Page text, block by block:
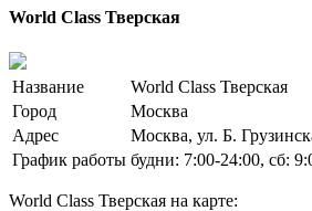
World Class Тверская
Название
World Class Тверская
Город
Москва
Адрес
Москва, ул. Б.
График работы будни: 7:00-24:00, сб:
World Class Тверская на карте: